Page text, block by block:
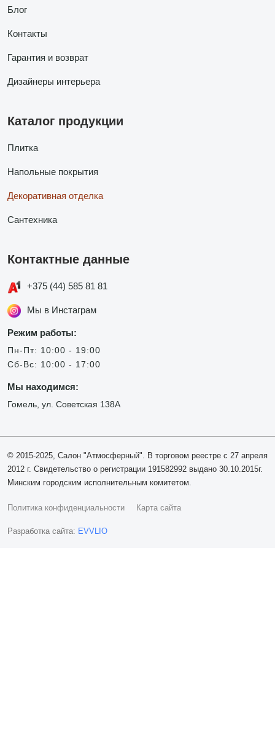
Блог
Контакты
Гарантия и возврат
Дизайнеры интерьера
Каталог продукции
Плитка
Напольные покрытия
Декоративная отделка
Сантехника
Контактные данные
+375 (44) 585 81 81
Мы в Инстаграм
Режим работы:
Пн-Пт: 10:00 - 19:00
Сб-Вс: 10:00 - 17:00
Мы находимся:
Гомель, ул. Советская 138А
© 2015-2025, Салон "Атмосферный". В торговом реестре с 27 апреля
2012 г. Свидетельство о регистрации 191582992 выдано 30.10.2015г.
Минским городским исполнительным комитетом.
Политика конфиденциальности Карта сайта
Разработка сайта: EVVLIO